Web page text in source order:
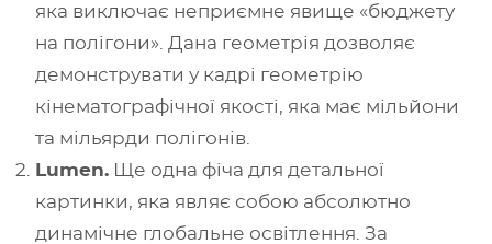
яка виключає неприємне явище «бюджету
на полігони» . Дана геометрія дозволяє
демонструвати у кадрі геометрію
кінематографічної якості, яка має мільйони
та мільярди полігонів.
Lumen. Ще одна фіча для детальної
картинки, яка являє собою абсолютно
динамічне глобальне освітлення. За